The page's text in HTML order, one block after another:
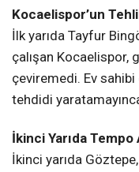
Kocaelispor’un
İlk yarıda Tayfur
çalışan Kocaelispor,
çeviremedi. Ev
tehdidi
İkinci Yarıda Tempo
İkinci yarıda